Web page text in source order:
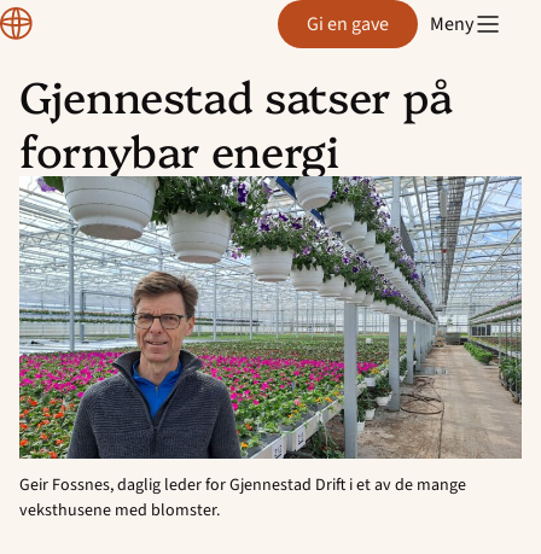
Hopp
til
innhold
Normisjon Gi en gave Meny
Gjennestad satser på
fornybar energi
Geir Fossnes, daglig leder for Gjennestad Drift i et av de mange
veksthusene med blomster.